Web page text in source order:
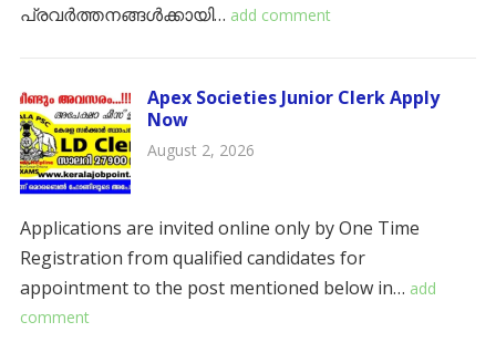
പ്രവർത്തനങ്ങൾക്കായി… add comment
Apex Societies Junior Clerk Apply
Now
August 2, 2026
Applications are invited online only by One Time
Registration from qualified candidates for
appointment to the post mentioned below in… add
comment